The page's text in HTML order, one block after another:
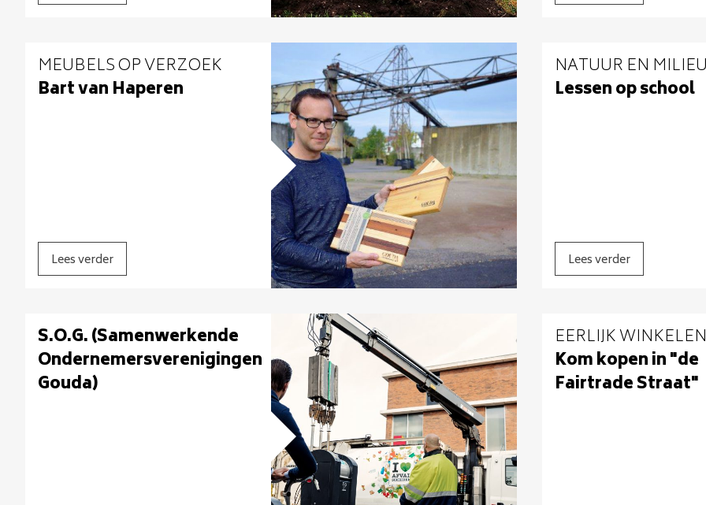
MEUBELS OP VERZOEK
Bart van Haperen
Lees verder
NATUUR EN
Lessen op school
Lees verder
S.O.G. (Samenwerkende
Ondernemersverenigingen
Gouda)
EERLIJK WINKELEN
Kom kopen in "de
Fairtrade Straat"